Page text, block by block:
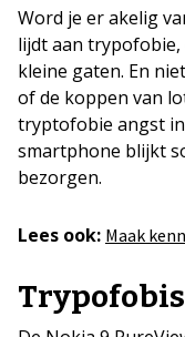
Word je er akelig
lijdt aan
kleine gaten. En
of de koppen van
tryptofobie angst
smartphone blijkt
bezorgen.
Lees ook: Maak